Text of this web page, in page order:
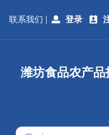
联系我们 | 登录
潍坊食品农产